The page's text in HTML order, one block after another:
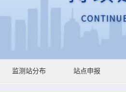
监测站分布 站点申报